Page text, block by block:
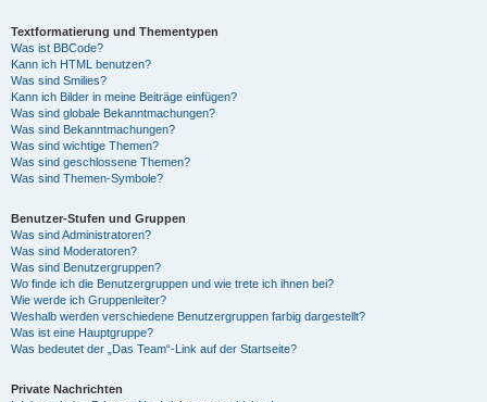
Textformatierung und Thementypen
Was ist BBCode?
Kann ich HTML benutzen?
Was sind Smilies?
Kann ich Bilder in meine Beiträge einfügen?
Was sind globale Bekanntmachungen?
Was sind Bekanntmachungen?
Was sind wichtige Themen?
Was sind geschlossene Themen?
Was sind Themen-Symbole?
Benutzer-Stufen und Gruppen
Was sind Administratoren?
Was sind Moderatoren?
Was sind Benutzergruppen?
Wo finde ich die Benutzergruppen und wie trete ich ihnen bei?
Wie werde ich Gruppenleiter?
Weshalb werden verschiedene Benutzergruppen farbig dargestellt?
Was ist eine Hauptgruppe?
Was bedeutet der „Das Team“-Link auf der Startseite?
Private Nachrichten